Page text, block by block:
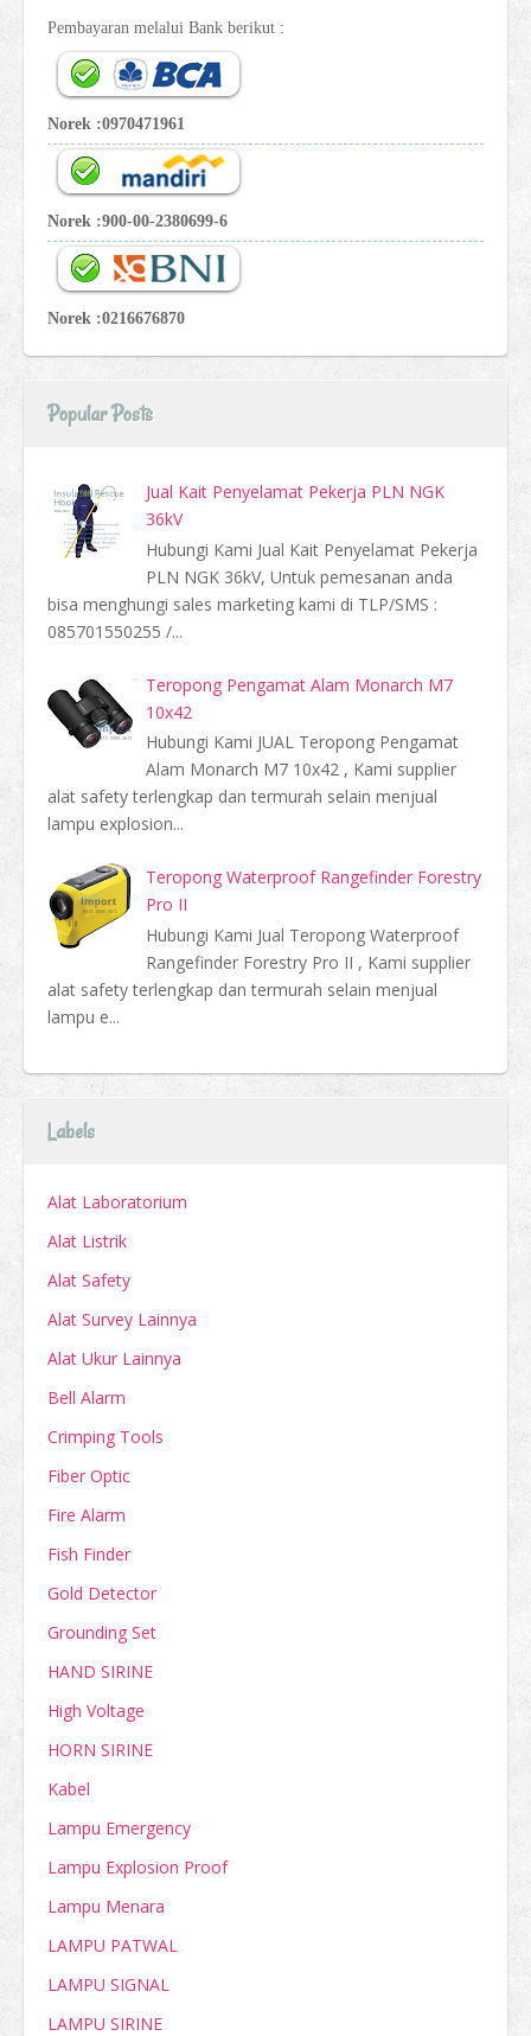
Pembayaran melalui Bank berikut :
Norek :0970471961
Norek :900-00-2380699-6
Norek :0216676870
Popular Posts
Jual Kait Penyelamat Pekerja PLN NGK
36kV
Hubungi Kami Jual Kait Penyelamat Pekerja
PLN NGK 36kV, Untuk pemesanan anda
bisa menghungi sales marketing kami di TLP/SMS :
085701550255 /...
Teropong Pengamat Alam Monarch M7
10x42
Hubungi Kami JUAL Teropong Pengamat
Alam Monarch M7 10x42 , Kami supplier
alat safety terlengkap dan termurah selain menjual
lampu explosion...
Teropong Waterproof Rangefinder Forestry
Pro II
Hubungi Kami Jual Teropong Waterproof
Rangefinder Forestry Pro II , Kami supplier
alat safety terlengkap dan termurah selain menjual
lampu e...
Labels
Alat Laboratorium
Alat Listrik
Alat Safety
Alat Survey Lainnya
Alat Ukur Lainnya
Bell Alarm
Crimping Tools
Fiber Optic
Fire Alarm
Fish Finder
Gold Detector
Grounding Set
HAND SIRINE
High Voltage
HORN SIRINE
Kabel
Lampu Emergency
Lampu Explosion Proof
Lampu Menara
LAMPU PATWAL
LAMPU SIGNAL
LAMPU SIRINE